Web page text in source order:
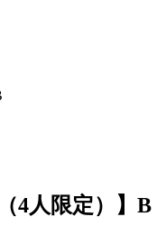
4人限定）】B